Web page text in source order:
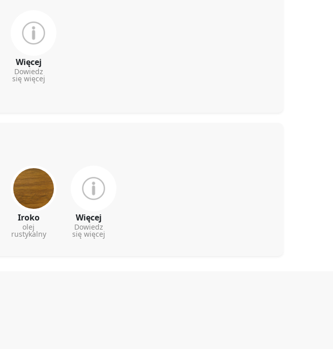
Więcej
Dowiedz
się więcej
Iroko
olej
rustykalny
Więcej
Dowiedz
się więcej